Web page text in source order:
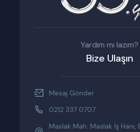
Yardım mı lazım?
Bize Ulaşın
Mesaj Gönder
0212 337 0707
Maslak Mah. Maslak İş Hanı,